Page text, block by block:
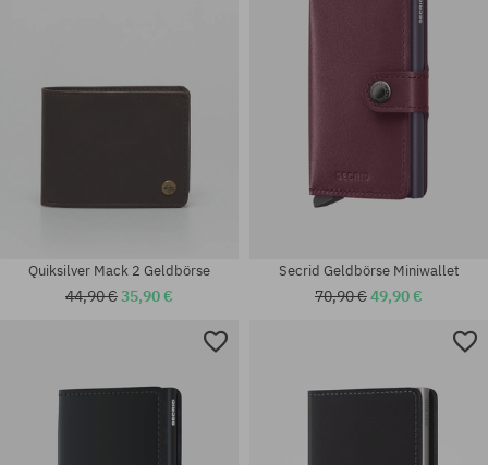
Universalgröße
Quiksilver Mack 2 Geldbörse
44,90 €35,90 €
Secrid Geldbörse Miniwallet
70,90 €49,90 €